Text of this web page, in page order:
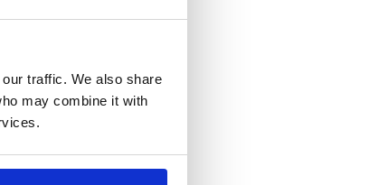
traffic. We also share
may combine it with